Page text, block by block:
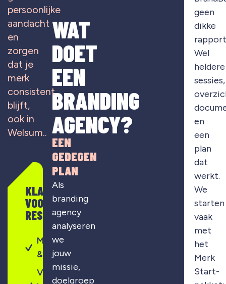
persoonlijke
aandacht
en
zorgen
dat je
merk
consistent
blijft,
ook in
Welsum..
KLAAR
VOOR
RESULTAAT?
Merkontwikkeling
& strategie
Visuele
WAT
DOET
EEN
BRANDING
AGENCY?
EEN
GEDEGEN
PLAN
Als
branding
agency
analyseren
we
jouw
missie,
doelgroep
geen
dikke
Wel
heldere
sessies,
en
een
plan
dat
werkt.
We
starten
vaak
met
het
Merk
Start-